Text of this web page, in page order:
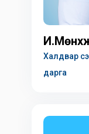
Халдвар
дарга